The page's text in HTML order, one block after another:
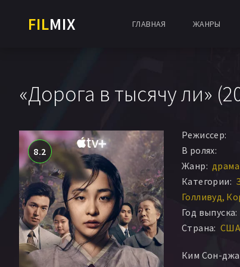
FILMIX ГЛАВНАЯ ЖАНРЫ
«Дорога в тысячу ли»
8.2
Режиссер:
В ролях:
Жанр:
Категории:
Голливуд
Год выпуска:
Страна:
Ким Сон-джа